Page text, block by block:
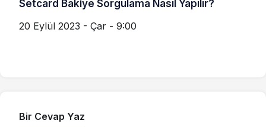
Setcard Bakiye Sorgulama Nasıl Yapılır?
20 Eylül 2023 - Çar - 9:00
Bir Cevap Yaz